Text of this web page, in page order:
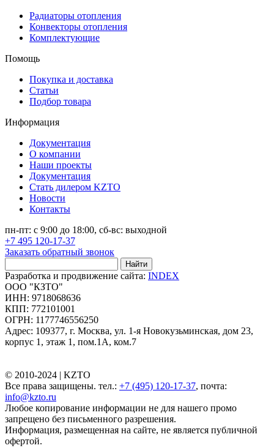
Радиаторы отопления
Конвекторы отопления
Комплектующие
Помощь
Покупка и доставка
Статьи
Подбор товара
Информация
Документация
О компании
Наши проекты
Документация
Стать дилером KZTO
Новости
Контакты
пн-пт: с 9:00 до 18:00, сб-вс: выходной
+7 495 120-17-37
Заказать обратный звонок
Найти
Разработка и продвижение сайта: INDEX
ООО "КЗТО"
ИНН: 9718068636
КПП: 772101001
ОГРН: 1177746556250
Адрес: 109377, г. Москва, ул. 1-я Новокузьминская, дом 23,
корпус 1, этаж 1, пом.1А, ком.7
© 2010-2024 | KZTO
Все права защищены. тел.: +7 (495) 120-17-37, почта:
info@kzto.ru
Любое копирование информации не для нашего промо
запрещено без письменного разрешения.
Информация, размещенная на сайте, не является публичной
офертой.